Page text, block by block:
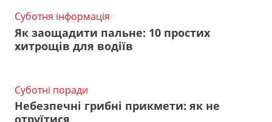
Суботня інформація
Як заощадити пальне: 10 простих
хитрощів для водіїв
Суботні поради
Небезпечні грибні прикмети: як не
отруїтися